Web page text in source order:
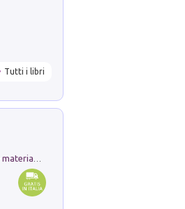
Tutti i libri